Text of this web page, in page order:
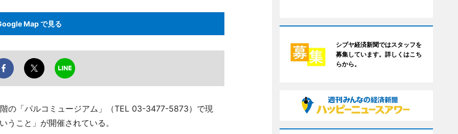
Map で見る
の「パルコミュージアム」（TEL 03-3477-5873）で現
うこと」が開催されている。
シブヤ経済新聞ではスタッフを
募集しています。詳しくはこち
らから。